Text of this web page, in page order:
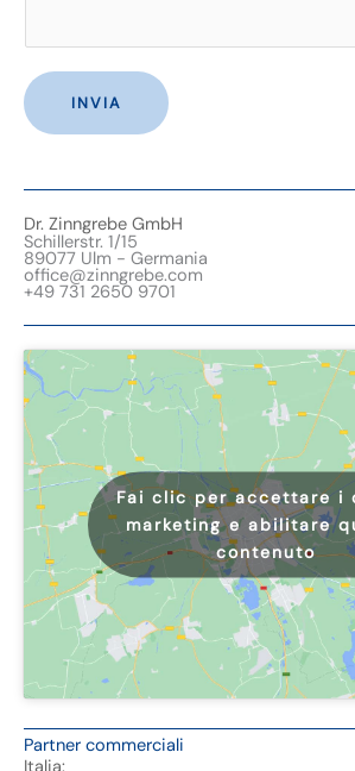
t
a
t
o
INVIA
Dr. Zinngrebe GmbH
Schillerstr. 1/15
89077 Ulm - Germania
office@zinngrebe.com
+49 731 2650 9701
Fai clic per accettare i
marketing e abilitare
contenuto
Partner commerciali